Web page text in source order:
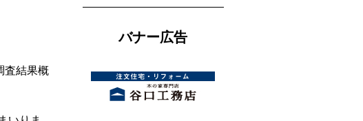
査結果概
バナー広告